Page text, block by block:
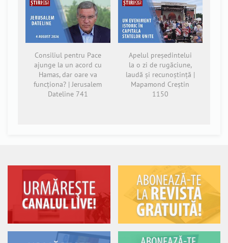
Consiliul pentru Pace
ajunge la un acord cu
Hamas, dar oare va
funcționa? | Jerusalem
Dateline 741
Apelul președintelui
la o zi de rugăciune,
laudă și recunoștință |
Mapamond Creștin
1150